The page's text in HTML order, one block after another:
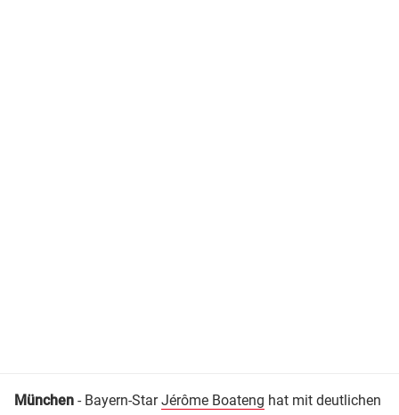
München - Bayern-StarJérôme Boateng hat mit deutlichen